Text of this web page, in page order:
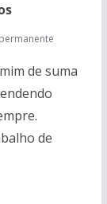
de suma
de